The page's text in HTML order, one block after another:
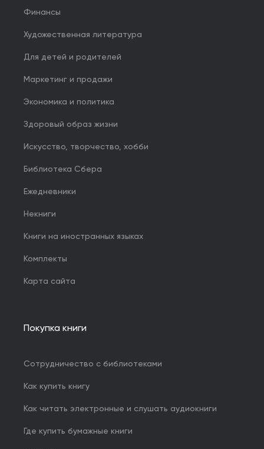
Финансы
Художественная литература
Для детей и родителей
Маркетинг и продажи
Экономика и политика
Здоровый образ жизни
Искусство, творчество, хобби
Библиотека Сбера
Ежедневники
Некниги
Книги на иностранных языках
Комплекты
Карта сайта
Покупка книги
Сотрудничество с библиотеками
Как купить книгу
Как читать электронные и слушать аудиокниги
Где купить бумажные книги